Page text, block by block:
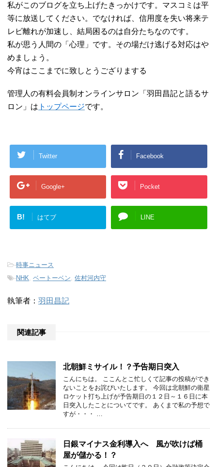
私がこのブログを立ち上げたきっかけです。マスコミは平
等に放送してください。でなければ、信用度を失い将来テ
レビ離れが加速し、結局困るのは自分たちなのです。
私が思う人間の「心理」です。その場だけ逃げる対応はや
めましょう。
今宵はここまでに致しとうござりまする
管理人の有料会員制オンラインサロン「羽田昌記と語るサ
ロン」は トップページです。
Twitter Facebook
Google+ Pocket
B! はてブ LINE
-時事ニュース
-NHK ベートーベン 佐村河内守
執筆者： 羽田昌記
関連記事
北朝鮮ミサイル！？予告期日突入
こんにちは。 ここんとこ忙しくて記事の投稿ができ
ないことをお詫びいたします。 今回は北朝鮮の衛星
ロケット打ち上げが予告期日の１２日～１６日に本
日突入したことについてです。 あくまで私の予想で
すが・・・ …
日銀マイナス金利導入へ 風が吹けば桶
屋が儲かる！？